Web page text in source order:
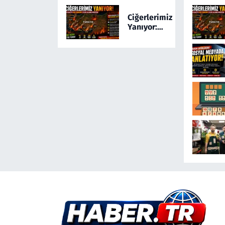
Ayağa Kaldıran
Olayda Şüpheli
Gözaltında
Ciğerlerimiz
Yanıyor: